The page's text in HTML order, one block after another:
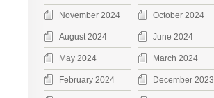
November 2024 October 2024
August 2024 June 2024
May 2024 March 2024
February 2024 December 2023